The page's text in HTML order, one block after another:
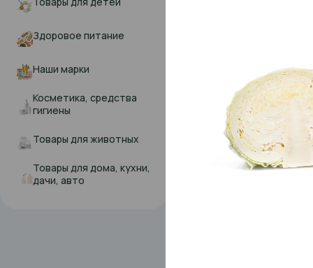
Здоровое питание
Наши марки
Косметика, средства
гигиены
Товары для животных
Товары для дома, кухни,
дачи, авто
В наличии
Помидоры Розовые
99,99 ₽/1 кг